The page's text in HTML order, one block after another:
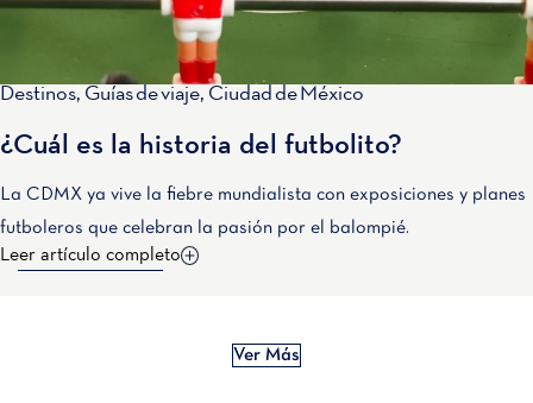
Destinos, Guías de viaje, Ciudad de México
¿Cuál es la historia del futbolito?
La CDMX ya vive la fiebre mundialista con exposiciones y planes
futboleros que celebran la pasión por el balompié.
Leer artículo completo
Ver Más